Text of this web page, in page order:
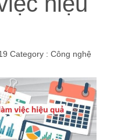
Category : Công nghệ